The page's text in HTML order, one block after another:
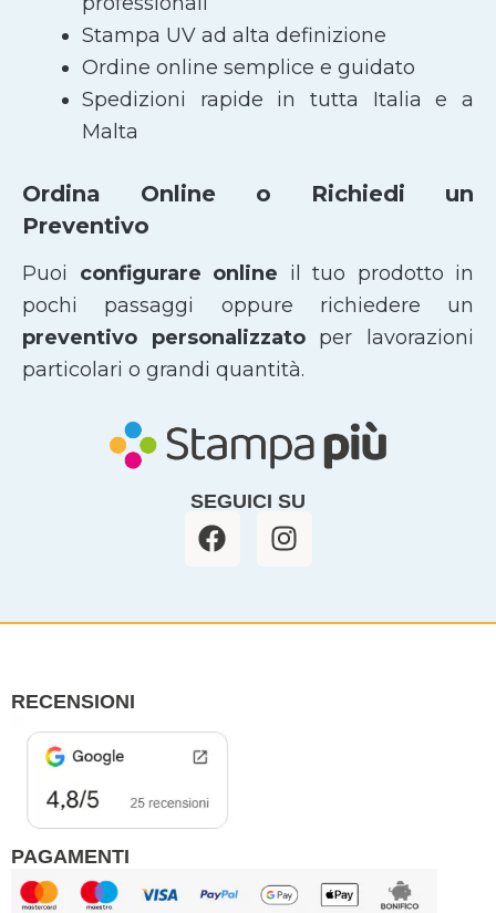
Stampa UV ad alta definizione
Ordine online semplice e guidato
Spedizioni rapide in tutta Italia e a
Malta
Ordina Online o Richiedi un
Preventivo
Puoi configurare online il tuo prodotto in
pochi passaggi oppure richiedere un
preventivo personalizzatoper lavorazioni
particolari o grandi quantità.
SEGUICI SU
F
a
b
I
n
a
RECENSIONI
PAGAMENTI